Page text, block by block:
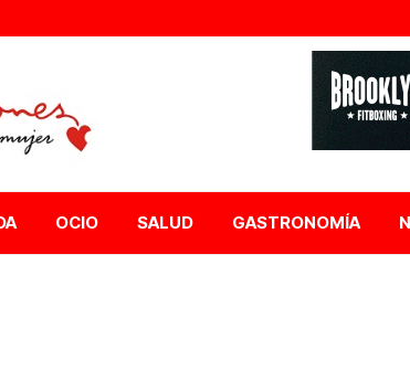
OCIO SALUD GASTRONOMÍA